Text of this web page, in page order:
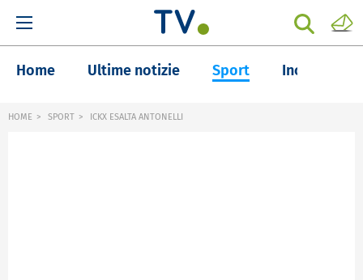
Home Ultime notizie Sport Inchieste
HOME SPORT ICKX ESALTA ANTONELLI